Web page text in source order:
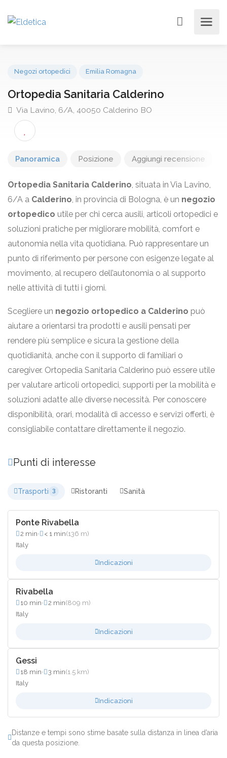
Negozi ortopedici Emilia Romagna
Ortopedia Sanitaria Calderino
Via Lavino, 6/A, 40050 Calderino BO
Panoramica Posizione Aggiungi recensione
Ortopedia Sanitaria Calderino , situata in Via Lavino,
6/A a Calderino , in provincia di Bologna, è un negozio
ortopedico utile per chi cerca ausili, articoli ortopedici e
soluzioni pratiche per migliorare mobilità, comfort e
autonomia nella vita quotidiana. Può rappresentare un
punto di riferimento per persone con esigenze legate al
movimento, al recupero dell’autonomia o al supporto
nelle attività di tutti i giorni.
Scegliere un negozio ortopedico a Calderino può
aiutare a orientarsi tra prodotti e ausili pensati per
rendere più semplice e sicura la gestione della
quotidianità, anche con il supporto di familiari o
caregiver. Ortopedia Sanitaria Calderino può essere utile
per valutare articoli ortopedici, supporti per la mobilità e
soluzioni adatte alle diverse necessità. Per conoscere
disponibilità, orari, modalità di accesso e servizi offerti, è
consigliabile contattare direttamente il negozio.
Punti di interesse
Trasporti 3 Ristoranti Sanità
Ponte Rivabella
2 min• < 1 min(136 m)
Italy
Indicazioni
Rivabella
10 min• 2 min(809 m)
Italy
Indicazioni
Gessi
18 min• 3 min(1.5 km)
Italy
Indicazioni
Distanze e tempi sono stime basate sulla distanza in linea d’aria
da questa posizione.